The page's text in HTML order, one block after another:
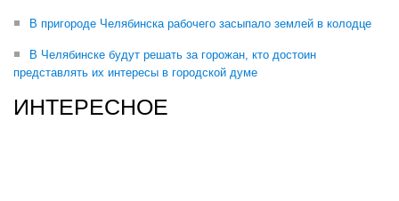
В пригороде Челябинска рабочего засыпало землей в колодце
В Челябинске будут решать за горожан, кто достоин
представлять их интересы в городской думе
ИНТЕРЕСНОЕ